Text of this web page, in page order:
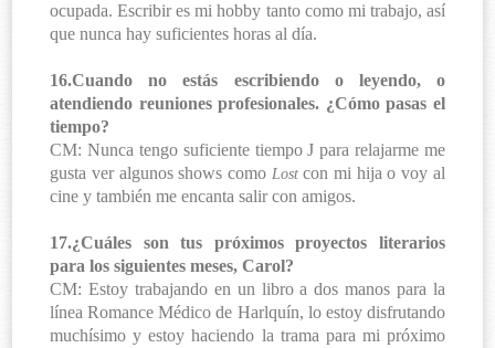
ocupada. Escribir es mi hobby tanto como mi trabajo, así
que nunca hay suficientes horas al día.
16.Cuando no estás escribiendo o leyendo, o
atendiendo reuniones profesionales. ¿Cómo pasas el
tiempo?
CM: Nunca tengo suficiente tiempoJ para relajarme me
gusta ver algunos shows como Lostcon mi hija o voy al
cine y también me encanta salir con amigos.
17.¿Cuáles son tus próximos proyectos literarios
para los siguientes meses, Carol?
CM: Estoy trabajando en un libro a dos manos para la
línea Romance Médico de Harlquín, lo estoy disfrutando
muchísimo y estoy haciendo la trama para mi próximo